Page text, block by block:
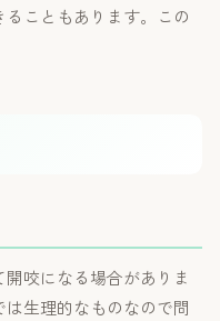
こともあります。この
咬になる場合がありま
生理的なものなので問